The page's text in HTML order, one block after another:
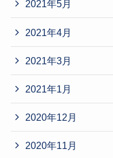
2021年5月
2021年4月
2021年3月
2021年1月
2020年12月
2020年11月